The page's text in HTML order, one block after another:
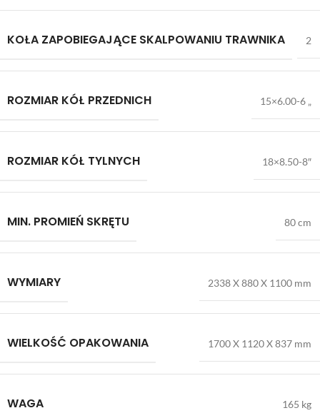
KOŁA ZAPOBIEGAJĄCE SKALPOWANIU TRAWNIKA 2
ROZMIAR KÓŁ PRZEDNICH 15×6.00-6 „
ROZMIAR KÓŁ TYLNYCH 18×8.50-8″
MIN. PROMIEŃ SKRĘTU 80 cm
WYMIARY 2338 X 880 X 1100 mm
WIELKOŚĆ OPAKOWANIA 1700 X 1120 X 837 mm
WAGA 165 kg